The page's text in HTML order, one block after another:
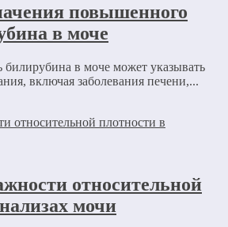
повышенного
в моче
в моче может указывать
включая заболевания печени,...
относительной
мочи